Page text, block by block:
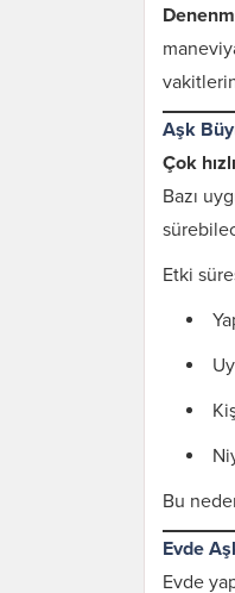
Aşk
Çok
Bazı
Etki
Bu
Evde
Evde